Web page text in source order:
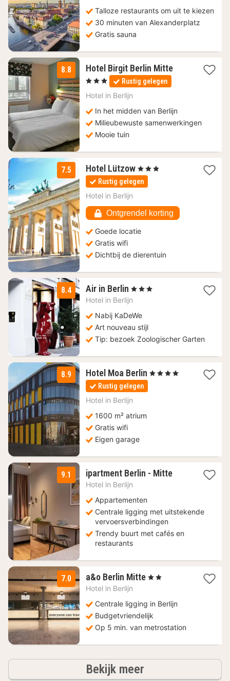
55,90
€
Talloze restaurants om uit te kiezen
30 minuten van Alexanderplatz
Gratis sauna
8.8 Hotel Birgit Berlin Mitte2
, 3 Sterren Rustig gelegen
Hotel in Berlijn
In het midden van Berlijn
Milieubewuste samenwerkingen
Mooie tuin
7.5 Hotel Lützow 1
nacht
vanaf
€
, 3 Sterren
Rustig gelegen
Hotel in Berlijn
Ontgrendel korting
Goede locatie
Gratis wifi
Dichtbij de dierentuin
8.4 Air in Berlin 1
nacht
112,88
€
, 3 Sterren
Hotel in Berlijn
Nabij KaDeWe
Art nouveau stijl
Tip: bezoek Zoologischer Garten
8.9 Hotel Moa Berlin 2
, 4 Sterren
Rustig gelegen
Hotel in Berlijn
1600 m² atrium
Gratis wifi
Eigen garage
9.1 ipartment Berlin - Mitte1
€
Hotel in Berlijn
Appartementen
Centrale ligging met uitstekende
vervoersverbindingen
Trendy buurt met cafés en
restaurants
7.0 a&o Berlin Mitte 2
86,01
€
, 2 Sterren
Hotel in Berlijn
Centrale ligging in Berlijn
Budgetvriendelijk
Op 5 min. van metrostation
Bekijk meerhotels